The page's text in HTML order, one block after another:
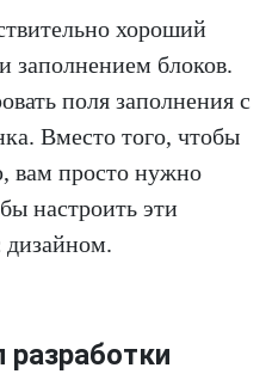
хороший
заполнением блоков.
поля заполнения с
Вместо того, чтобы
вам просто нужно
настроить эти
дизайном.
разработки